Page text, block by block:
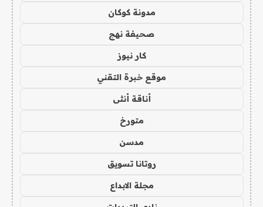
مدونة كوكان
صحيفة نهج
كار نيوز
موقع خبرة التقني
أناقة أنثى
متورخ
مدسن
روتانا تسويق
مجلة الابداع